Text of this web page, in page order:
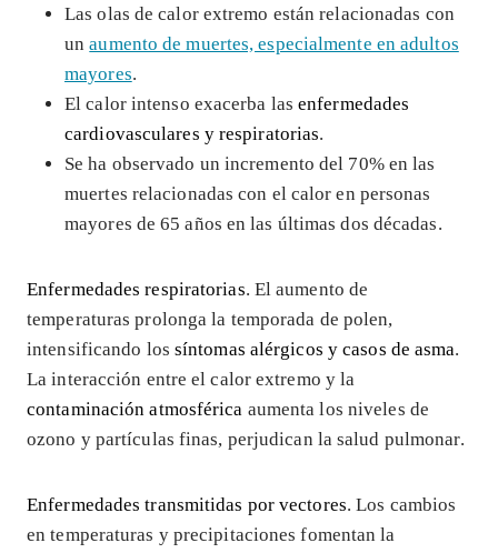
Las olas de calor extremo están relacionadas con
unaumento de muertes, especialmente en adultos
mayores.
El calor intenso exacerba lasenfermedades
cardiovasculares y respiratorias.
Se ha observado un incremento del 70% en las
muertes relacionadas con el calor en personas
mayores de 65 años en las últimas dos décadas.
Enfermedades respiratorias. El aumento de
temperaturas prolonga la temporada de polen,
intensificando los síntomas alérgicos y casos de asma.
La interacción entre el calor extremo y la
contaminación atmosférica aumenta los niveles de
ozono y partículas finas, perjudican la salud pulmonar.
Enfermedades transmitidas por vectores. Los cambios
en temperaturas y precipitaciones fomentan la